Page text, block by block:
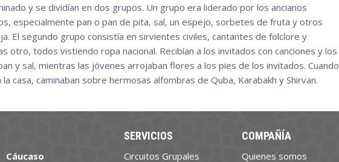
y se dividían en dos grupos. Un grupo era liderado por los ancianos
especialmente pan o pan de pita, sal, un espejo, sorbetes de fruta y otros
El segundo grupo consistía en sirvientes civiles, cantantes de folclore y
otro, todos vistiendo ropa nacional. Recibían a los invitados con canciones y los
y sal, mientras las jóvenes arrojaban flores a los pies de los invitados. Cuando
casa, caminaban sobre hermosas alfombras de Quba, Karabakh y Shirvan.
Cáucaso
SERVICIOS
Circuitos Grupales
COMPAÑÍA
Quienes somos